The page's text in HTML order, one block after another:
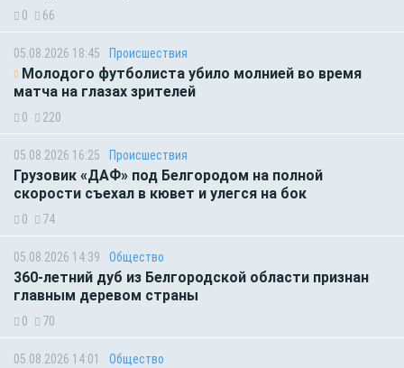
0 66
05.08.2026 18:45 Происшествия
Молодого футболиста убило молнией во время
матча на глазах зрителей
0 220
05.08.2026 16:25 Происшествия
Грузовик «ДАФ» под Белгородом на полной
скорости съехал в кювет и улегся на бок
0 74
05.08.2026 14:39 Общество
360-летний дуб из Белгородской области признан
главным деревом страны
0 70
05.08.2026 14:01 Общество